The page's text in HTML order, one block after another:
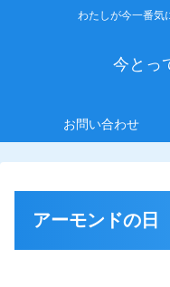
わたしが今一番気
今とっ
お問い合わせ
アーモンドの日